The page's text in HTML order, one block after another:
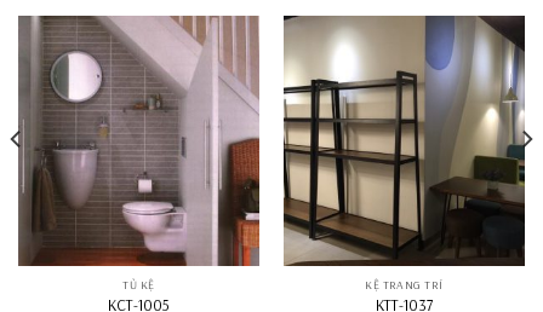
TỦ KỆ
KCT-1005
KỆ TRANG TRÍ
KTT-1037